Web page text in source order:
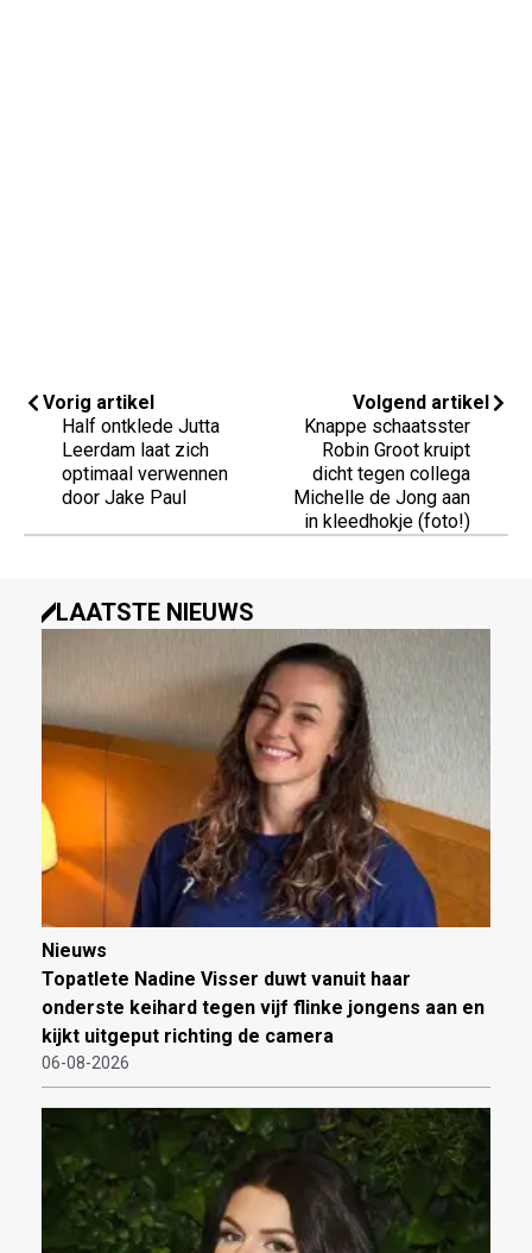
Vorig artikel
Half ontklede Jutta
Leerdam laat zich
optimaal verwennen
door Jake Paul
Volgend artikel
Knappe schaatsster
Robin Groot kruipt
dicht tegen collega
Michelle de Jong aan
in kleedhokje (foto!)
LAATSTE NIEUWS
Nieuws
Topatlete Nadine Visser duwt vanuit haar
onderste keihard tegen vijf flinke jongens aan en
kijkt uitgeput richting de camera
06-08-2026